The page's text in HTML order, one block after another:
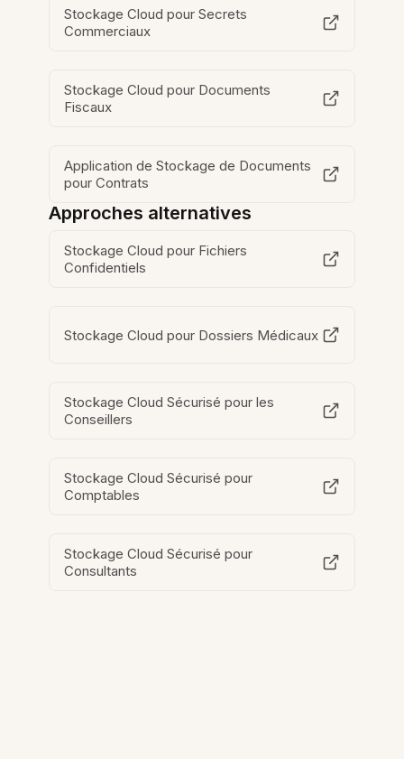
Stockage Cloud pour Secrets
Commerciaux
Stockage Cloud pour Documents
Fiscaux
Application de Stockage de Documents
pour Contrats
Approches alternatives
Stockage Cloud pour Fichiers
Confidentiels
Stockage Cloud pour Dossiers Médicaux
Stockage Cloud Sécurisé pour les
Conseillers
Stockage Cloud Sécurisé pour
Comptables
Stockage Cloud Sécurisé pour
Consultants